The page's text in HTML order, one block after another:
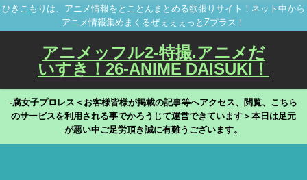
ひきこもりは、アニメ情報をとことんまとめる欲張りサイト！ネット中から
アニメ情報集めまくるぜぇぇぇっとZプラス！
アニメッフル2-特撮.アニメだ
いすき！26-ANIME DAISUKI！
-腐女子プロレス＜お客様皆様が掲載の記事等へアクセス、閲覧、こちら
のサービスを利用される事でかろうじて運営できています＞本日は足元
が悪い中ご足労頂き誠に有難うございます。